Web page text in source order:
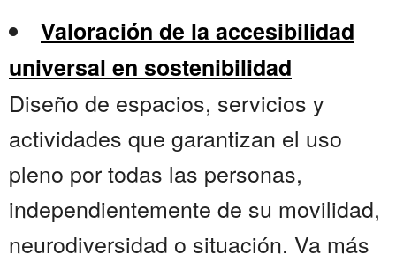
Valoración de la accesibilidad
universal en sostenibilidad
Diseño de espacios, servicios y
actividades que garantizan el uso
pleno por todas las personas,
independientemente de su movilidad,
neurodiversidad o situación. Va más